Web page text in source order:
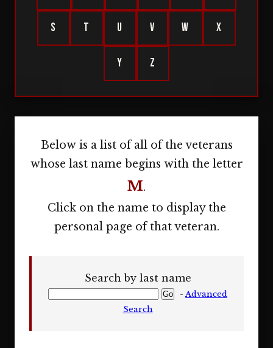
S T U V W X
Y Z
Below is a list of all of the veterans
whose last name begins with the letter
M.
Click on the name to display the
personal page of that veteran.
Search by last name
-Advanced
Search